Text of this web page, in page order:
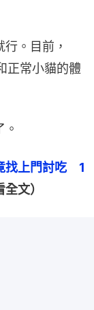
。目前，
正常小貓的體
找上門討吃　1
全文）